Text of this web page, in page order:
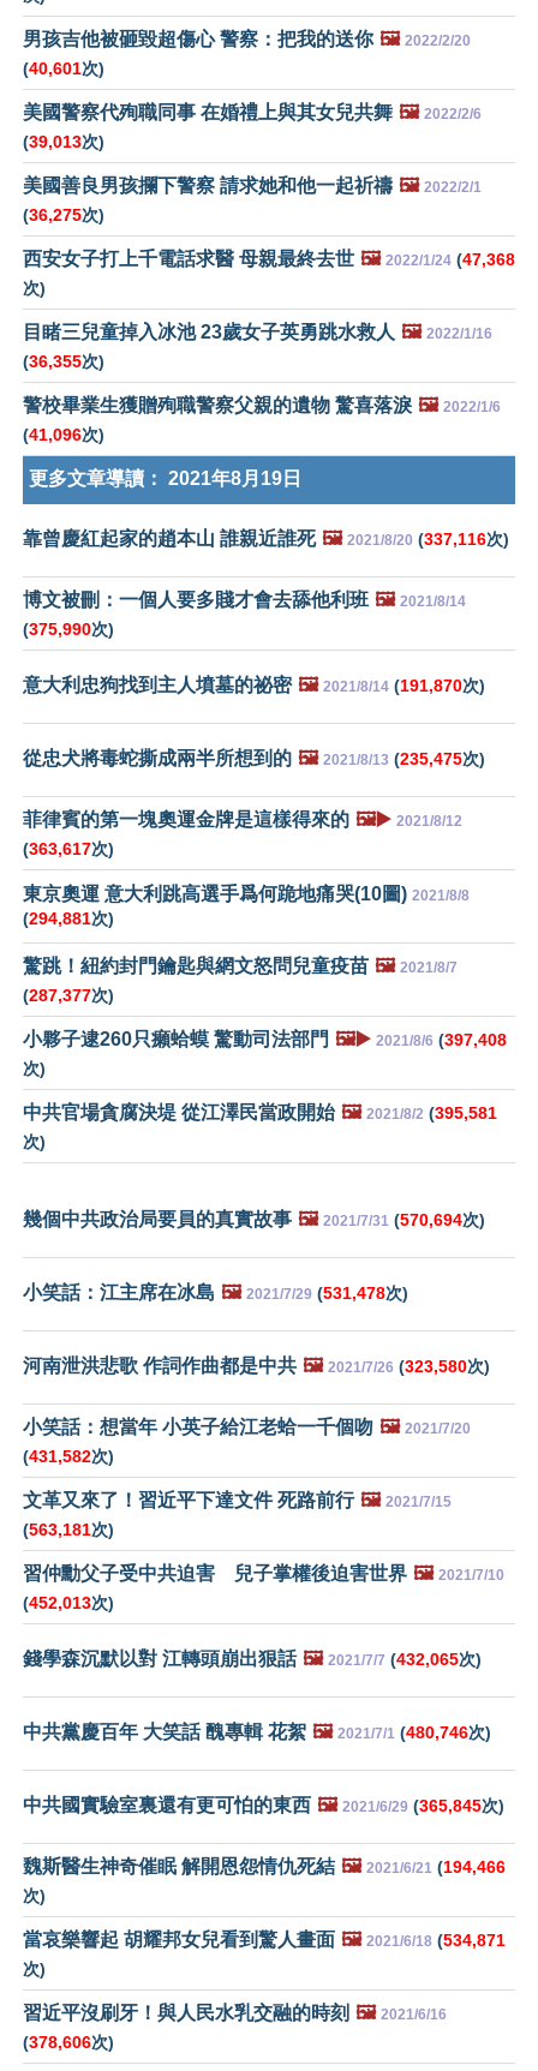
男孩吉他被砸毀超傷心 警察：把我的送你 🖼️ 2022/2/20
(40,601次)
美國警察代殉職同事 在婚禮上與其女兒共舞 🖼️ 2022/2/6
(39,013次)
美國善良男孩攔下警察 請求她和他一起祈禱 🖼️ 2022/2/1
(36,275次)
西安女子打上千電話求醫 母親最終去世 🖼️ 2022/1/24 (47,368
次)
目睹三兒童掉入冰池 23歲女子英勇跳水救人 🖼️ 2022/1/16
(36,355次)
警校畢業生獲贈殉職警察父親的遺物 驚喜落淚 🖼️ 2022/1/6
(41,096次)
更多文章導讀： 2021年8月19日
靠曾慶紅起家的趙本山 誰親近誰死 🖼️ 2021/8/20 (337,116次)
博文被刪：一個人要多賤才會去舔他利班 🖼️ 2021/8/14
(375,990次)
意大利忠狗找到主人墳墓的祕密 🖼️ 2021/8/14 (191,870次)
從忠犬將毒蛇撕成兩半所想到的 🖼️ 2021/8/13 (235,475次)
菲律賓的第一塊奧運金牌是這樣得來的 🖼️▶️ 2021/8/12
(363,617次)
東京奧運 意大利跳高選手爲何跪地痛哭(10圖) 2021/8/8
(294,881次)
驚跳！紐約封門鑰匙與網文怒問兒童疫苗 🖼️ 2021/8/7
(287,377次)
小夥子逮260只癩蛤蟆 驚動司法部門 🖼️▶️ 2021/8/6 (397,408
次)
中共官場貪腐決堤 從江澤民當政開始 🖼️ 2021/8/2 (395,581
次)
幾個中共政治局要員的真實故事 🖼️ 2021/7/31 (570,694次)
小笑話：江主席在冰島 🖼️ 2021/7/29 (531,478次)
河南泄洪悲歌 作詞作曲都是中共 🖼️ 2021/7/26 (323,580次)
小笑話：想當年 小英子給江老蛤一千個吻 🖼️ 2021/7/20
(431,582次)
文革又來了！習近平下達文件 死路前行 🖼️ 2021/7/15
(563,181次)
習仲勳父子受中共迫害 兒子掌權後迫害世界 🖼️ 2021/7/10
(452,013次)
錢學森沉默以對 江轉頭崩出狠話 🖼️ 2021/7/7 (432,065次)
中共黨慶百年 大笑話 醜專輯 花絮 🖼️ 2021/7/1 (480,746次)
中共國實驗室裏還有更可怕的東西 🖼️ 2021/6/29 (365,845次)
魏斯醫生神奇催眠 解開恩怨情仇死結 🖼️ 2021/6/21 (194,466
次)
當哀樂響起 胡耀邦女兒看到驚人畫面 🖼️ 2021/6/18 (534,871
次)
習近平沒刷牙！與人民水乳交融的時刻 🖼️ 2021/6/16
(378,606次)